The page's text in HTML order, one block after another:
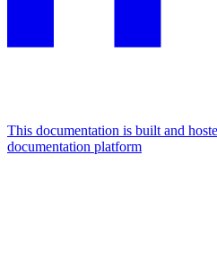
This documentation is built and
documentation platform